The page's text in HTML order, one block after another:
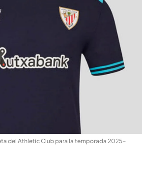
del Athletic Club para la temporada 2025-